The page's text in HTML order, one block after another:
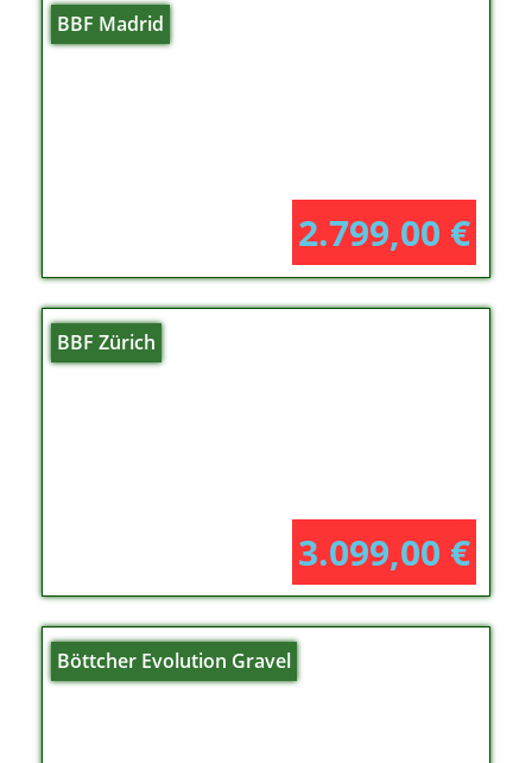
BBF Madrid
2.799,00 €
BBF Zürich
3.099,00 €
Böttcher Evolution Gravel